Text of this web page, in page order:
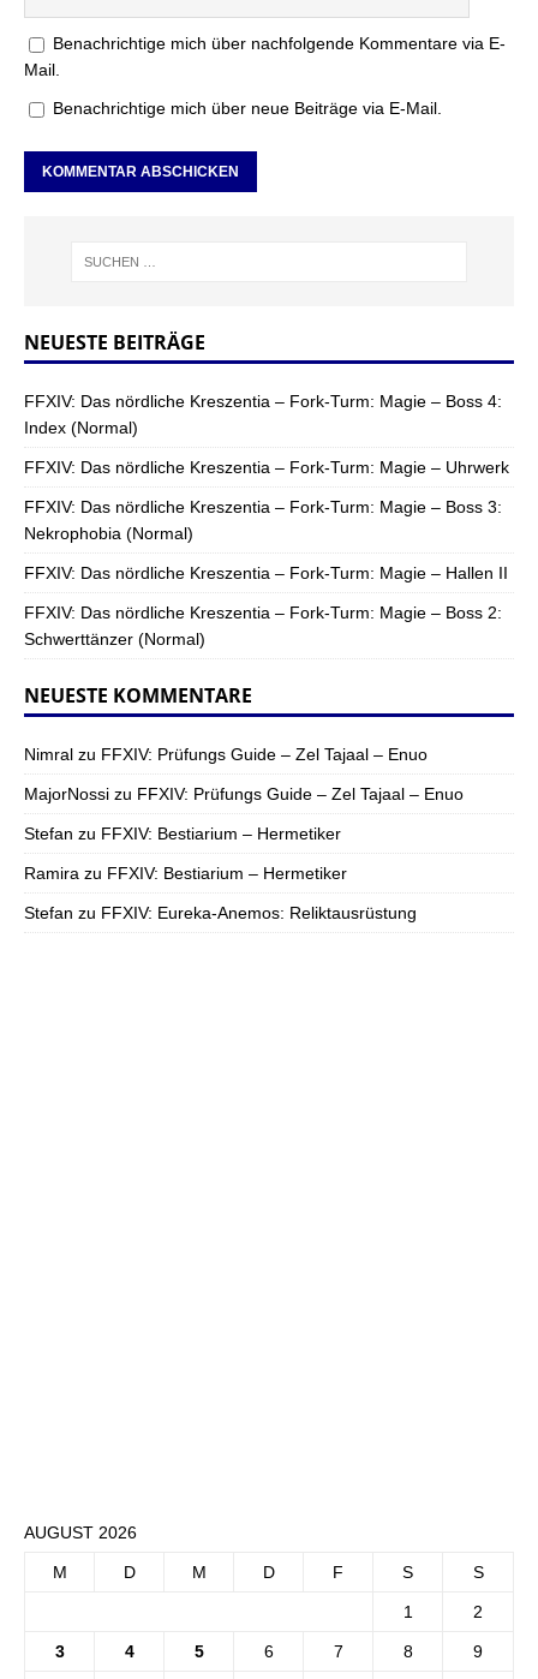
Benachrichtige mich über nachfolgende Kommentare via E-
Mail.
Benachrichtige mich über neue Beiträge via E-Mail.
NEUESTE BEITRÄGE
FFXIV: Das nördliche Kreszentia – Fork-Turm: Magie – Boss 4:
Index (Normal)
FFXIV: Das nördliche Kreszentia – Fork-Turm: Magie – Uhrwerk
FFXIV: Das nördliche Kreszentia – Fork-Turm: Magie – Boss 3:
Nekrophobia (Normal)
FFXIV: Das nördliche Kreszentia – Fork-Turm: Magie – Hallen II
FFXIV: Das nördliche Kreszentia – Fork-Turm: Magie – Boss 2:
Schwerttänzer (Normal)
NEUESTE KOMMENTARE
Nimral zu FFXIV: Prüfungs Guide – Zel Tajaal – Enuo
MajorNossi zu FFXIV: Prüfungs Guide – Zel Tajaal – Enuo
Stefan zu FFXIV: Bestiarium – Hermetiker
Ramira zu FFXIV: Bestiarium – Hermetiker
Stefan zu FFXIV: Eureka-Anemos: Reliktausrüstung
AUGUST 2026
M D M D F S S
1 2
3 4 5 6 7 8 9